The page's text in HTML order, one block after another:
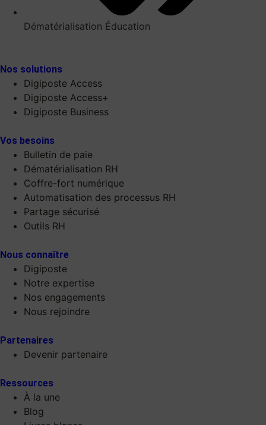
Dématérialisation Éducation
Nos solutions
Digiposte Access
Digiposte Access+
Digiposte Business
Vos besoins
Bulletin de paie
Dématérialisation RH
Coffre-fort numérique
Automatisation des processus RH
Partage sécurisé
Outils RH
Nous connaître
Digiposte
Notre expertise
Nos engagements
Nous rejoindre
Partenaires
Devenir partenaire
Ressources
À la une
Blog